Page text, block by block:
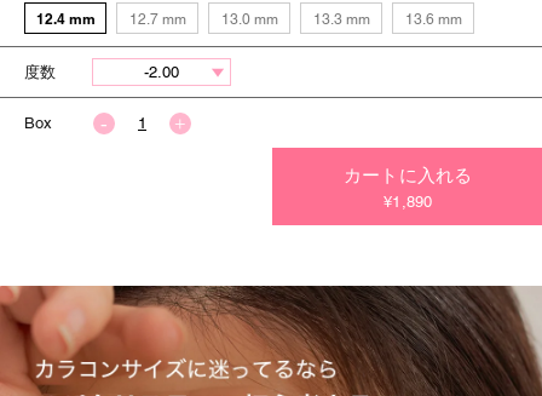
12.4 mm
12.7 mm 13.0 mm 13.3 mm 13.6 mm
度数
Box
カートに入れる
¥1,890